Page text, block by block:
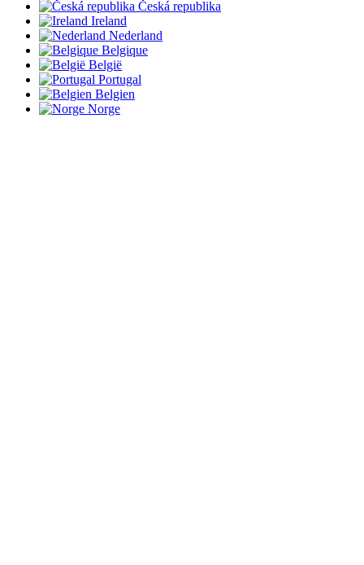
Česká republika
Ireland
Nederland
Belgique
België
Portugal
Belgien
Norge